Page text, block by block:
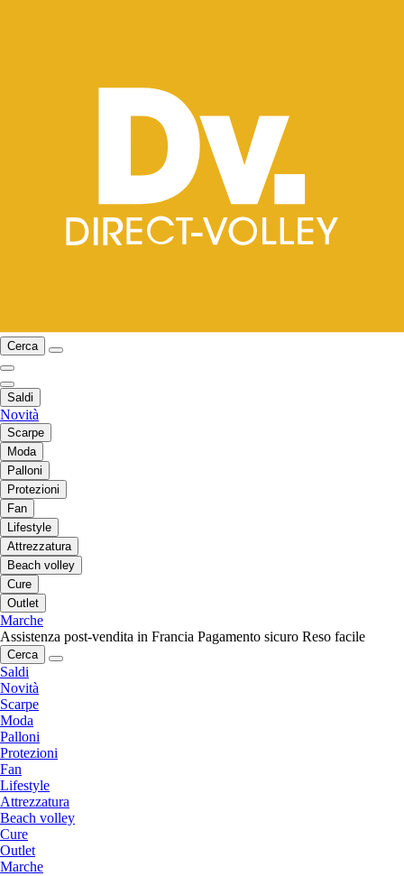
Cerca
Saldi
Novità
Scarpe
Moda
Palloni
Protezioni
Fan
Lifestyle
Attrezzatura
Beach volley
Cure
Outlet
Marche
Assistenza post-vendita in Francia Pagamento sicuro Reso facile
Cerca
Saldi
Novità
Scarpe
Moda
Palloni
Protezioni
Fan
Lifestyle
Attrezzatura
Beach volley
Cure
Outlet
Marche